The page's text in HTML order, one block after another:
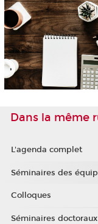
Dans la même
L'agenda complet
Séminaires des
Colloques
Séminaires doctoraux